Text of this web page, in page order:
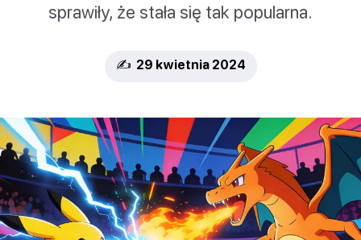
sprawiły, że stała się tak popularna.
✍️ 29 kwietnia 2024